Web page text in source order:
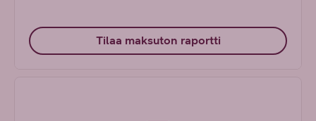
Tilaa maksuton raportti